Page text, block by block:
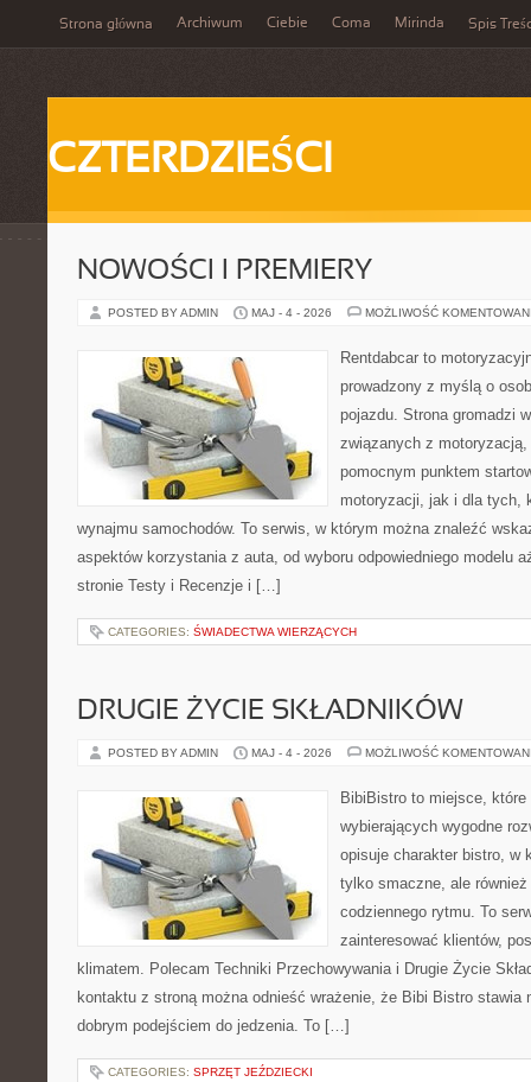
Strona główna Archiwum Ciebie Coma Mirinda Spis
CZTERDZIEŚCI
NOWOŚCI I PREMIERY
POSTED BY ADMIN MAJ - 4 - 2026 MOŻLIWOŚĆ
Rentdabcar to
prowadzony z myślą o
pojazdu. Strona gromadzi
związanych z
pomocnym punktem
motoryzacji, jak i dla tych,
wynajmu samochodów. To serwis, w którym można znaleźć
aspektów korzystania z auta, od wyboru odpowiedniego modelu
stronie Testy i Recenzje i […]
CATEGORIES: ŚWIADECTWA WIERZĄCYCH
DRUGIE ŻYCIE SKŁADNIKÓW
POSTED BY ADMIN MAJ - 4 - 2026 MOŻLIWOŚĆ
BibiBistro to miejsce,
wybierających wygodne
opisuje charakter bistro, w
tylko smaczne, ale również
codziennego rytmu. To
zainteresować klientów,
klimatem. Polecam Techniki Przechowywania i Drugie Życie
kontaktu z stroną można odnieść wrażenie, że Bibi Bistro stawia
dobrym podejściem do jedzenia. To […]
CATEGORIES: SPRZĘT JEŹDZIECKI